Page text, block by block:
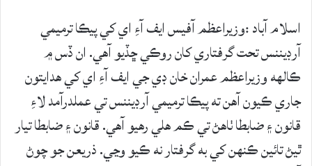
اسلام آباد :وزيراعظم آفيس ايف آءِ اي کي پيڪا ترميمي
آرڊيننس تحت گرفتاري کان روڪي ڇڏيو آهي. ان ڏس ۾
ڪالهه وزيراعظم عمران خان ڊي جي ايف آءِ اي کي هدايتون
جاري ڪيون آهن ته پيڪا ترميمي آرڊيننس تي عملدرآمد لاءِ
قانون ۽ ضابطا ٺاهڻ تي ڪم هلي رهيو آهي. قانون ۽ ضابطا تيار
ٿيڻ تائين ڪنهن کي به گرفتار نه ڪيو وڃي. ذريعن جو چوڻ